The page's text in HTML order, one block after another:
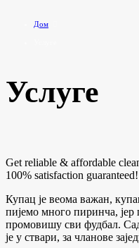
Дом
Услуге
Get reliable & affordable
100% satisfaction guaranteed!
Купац је веома важан,
пијемо много пиринча,
промовишу сви фудбал.
је у ствари, за чланове